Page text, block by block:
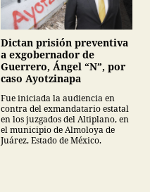
Dictan prisión preventiva
a exgobernador de
Guerrero, Ángel “N”, por
caso Ayotzinapa
Fue iniciada la audiencia en
contra del exmandatario estatal
en los juzgados del Altiplano, en
el municipio de Almoloya de
Juárez, Estado de México.